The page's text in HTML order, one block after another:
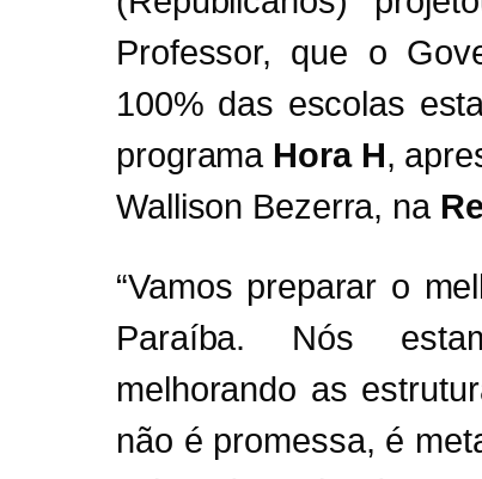
Professor, que o
100% das escolas
programa Hora H,
Wallison Bezerra, na
“Vamos preparar o
Paraíba. Nós
melhorando as
não é promessa, é